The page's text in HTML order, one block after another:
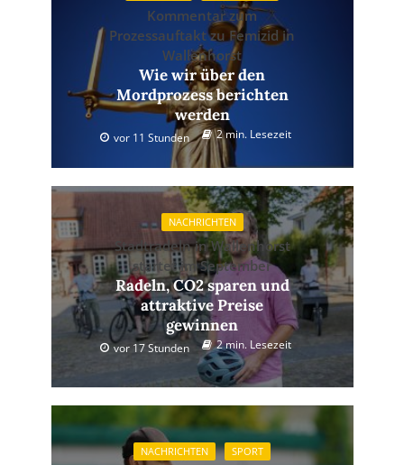
Kommentar zum
Prozessauftakt zu Femizid in
Wallenhorst
Wie wir über den
Mordprozess berichten
werden
vor 11 Stunden 2 min. Lesezeit
NACHRICHTEN
Stadtradeln in Wallenhorst
startet im September
Radeln, CO2 sparen und
attraktive Preise
gewinnen
vor 17 Stunden 2 min. Lesezeit
NACHRICHTEN SPORT